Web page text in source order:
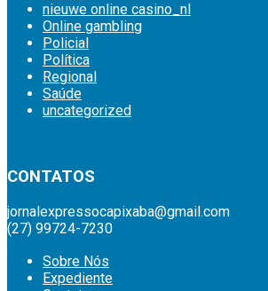
nieuwe online casino_nl
Online gambling
Policial
Política
Regional
Saúde
uncategorized
CONTATOS
jornalexpressocapixaba@gmail.com
(27) 99724-7230
Sobre Nós
Expediente